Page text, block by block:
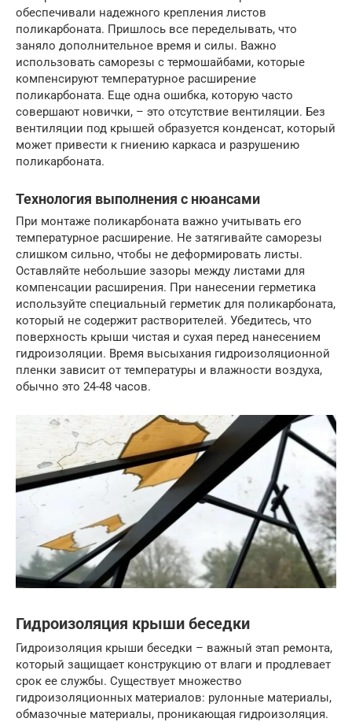
обеспечивали надежного крепления листов
поликарбоната. Пришлось все переделывать, что
заняло дополнительное время и силы. Важно
использовать саморезы с термошайбами, которые
компенсируют температурное расширение
поликарбоната. Еще одна ошибка, которую часто
совершают новички, – это отсутствие вентиляции. Без
вентиляции под крышей образуется конденсат, который
может привести к гниению каркаса и разрушению
поликарбоната.
Технология выполнения с нюансами
При монтаже поликарбоната важно учитывать его
температурное расширение. Не затягивайте саморезы
слишком сильно, чтобы не деформировать листы.
Оставляйте небольшие зазоры между листами для
компенсации расширения. При нанесении герметика
используйте специальный герметик для поликарбоната,
который не содержит растворителей. Убедитесь, что
поверхность крыши чистая и сухая перед нанесением
гидроизоляции. Время высыхания гидроизоляционной
пленки зависит от температуры и влажности воздуха,
обычно это 24-48 часов.
Гидроизоляция крыши беседки
Гидроизоляция крыши беседки – важный этап ремонта,
который защищает конструкцию от влаги и продлевает
срок ее службы. Существует множество
гидроизоляционных материалов: рулонные материалы,
обмазочные материалы, проникающая гидроизоляция.